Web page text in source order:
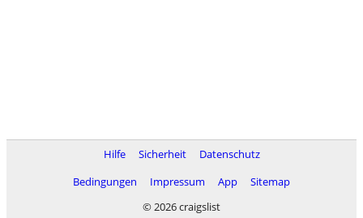
Hilfe Sicherheit
Datenschutz
Bedingungen
Impressum App
Sitemap
© 2026 craigslist